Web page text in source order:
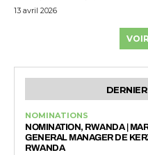
13 avril 2026
NOMINATIONS
NOMINATION, RWANDA |
GENERAL MANAGER DE
RWANDA